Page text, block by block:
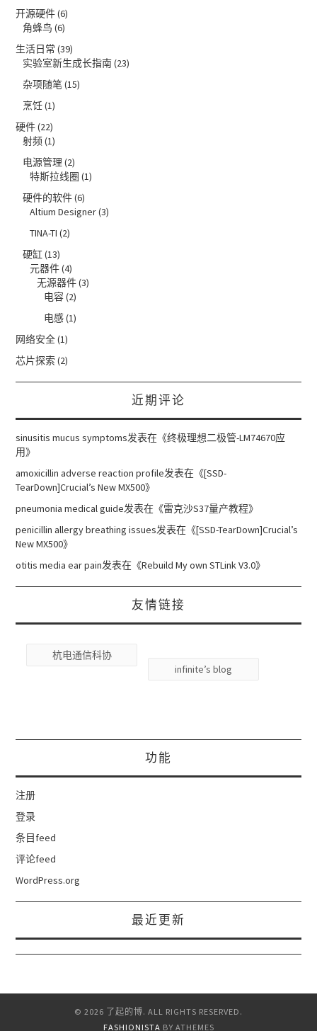
开源硬件(6)
角蜂鸟 (6)
生活日常 (39)
实验室新生成长指南(23)
杂项随笔(15)
烹饪(1)
硬件(22)
射频(1)
电源管理 (2)
特斯拉线圈 (1)
硬件的软件(6)
Altium Designer(3)
TINA-TI (2)
硬缸(13)
元器件(4)
无源器件(3)
电容(2)
电感(1)
网络安全(1)
芯片探索 (2)
近期评论
sinusitis mucus symptoms发表在《终极理想二极管-LM74670应
用》
amoxicillin adverse reaction profile发表在《[SSD-
TearDown]Crucial’s New MX500》
pneumonia medical guide发表在《雷克沙S37量产教程》
penicillin allergy breathing issues发表在《[SSD-TearDown]Crucial’s
New MX500》
otitis media ear pain发表在《Rebuild My own STLink V3.0》
友情链接
杭电通信科协
infinite’s blog
功能
注册
登录
条目feed
评论feed
WordPress.org
最近更新
© 2026 了起的博. ALL RIGHTS RESERVED.
FASHIONISTA BY ATHEMES